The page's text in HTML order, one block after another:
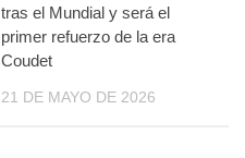
tras el Mundial y será el
primer refuerzo de la era
Coudet
21 DE MAYO DE 2026